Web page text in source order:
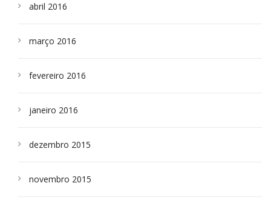
abril 2016
março 2016
fevereiro 2016
janeiro 2016
dezembro 2015
novembro 2015